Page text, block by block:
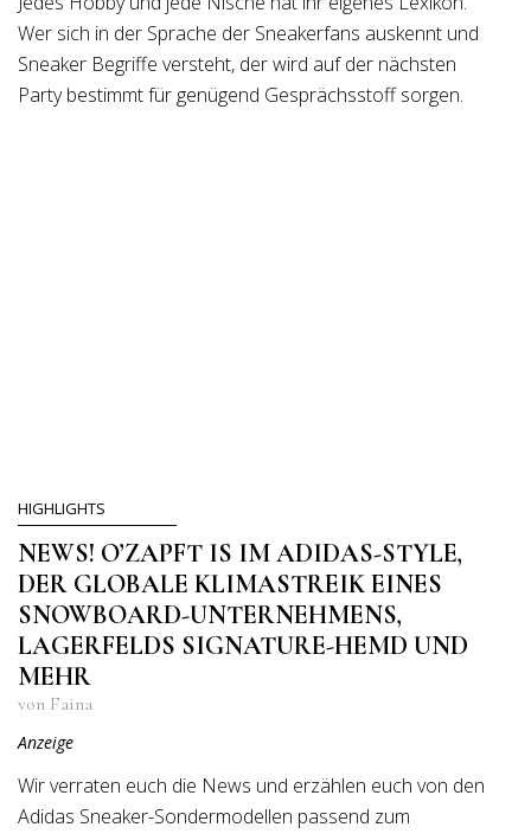
Wer sich in der Sprache der Sneakerfans auskennt und
Sneaker Begriffe versteht, der wird auf der nächsten
Party bestimmt für genügend Gesprächsstoff sorgen.
HIGHLIGHTS
NEWS! O’ZAPFT IS IM ADIDAS-STYLE,
DER GLOBALE KLIMASTREIK EINES
SNOWBOARD-UNTERNEHMENS,
LAGERFELDS SIGNATURE-HEMD UND
MEHR
von Faina
Anzeige
Wir verraten euch die News und erzählen euch von den
Adidas Sneaker-Sondermodellen passend zum